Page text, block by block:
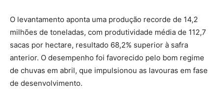
O levantamento aponta uma produção recorde de 14,2
milhões de toneladas, com produtividade média de 112,7
sacas por hectare, resultado 68,2% superior à safra
anterior. O desempenho foi favorecido pelo bom regime
de chuvas em abril, que impulsionou as lavouras em fase
de desenvolvimento.